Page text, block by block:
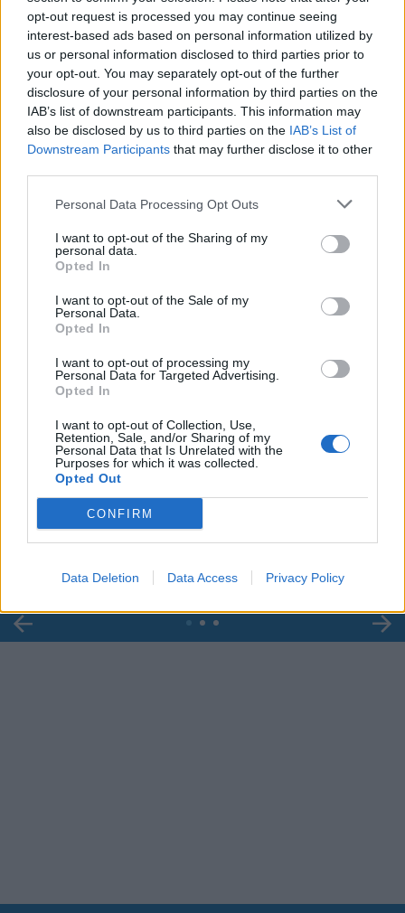
opt-out request is processed you may continue seeing
interest-based ads based on personal information utilized by
us or personal information disclosed to third parties prior to
your opt-out. You may separately opt-out of the further
disclosure of your personal information by third parties on the
IAB’s list of downstream participants. This information may
also be disclosed by us to third parties on the IAB’s List of
Downstream Participants that may further disclose it to other
Personal Data Processing Opt Outs
I want to opt-out of the Sharing of my
personal data.
Opted In
I want to opt-out of the Sale of my
Personal Data.
Opted In
I want to opt-out of processing my
Personal Data for Targeted Advertising.
Opted In
I want to opt-out of Collection, Use,
Retention, Sale, and/or Sharing of my
Personal Data that Is Unrelated with the
Purposes for which it was collected.
Opted Out
CONFIRM
Data Deletion Data Access Privacy Policy
00:00
Leonardo Maria Del Vecchio dall'ex compagna
in ospedale. Le dichiarazioni ai giornalisti